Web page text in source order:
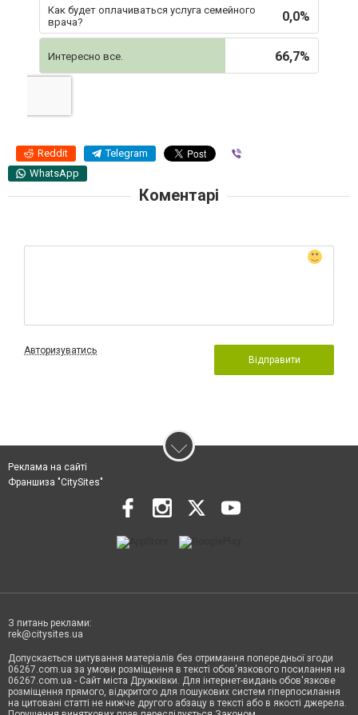
0,0%
Как будет оплачиваться услуга семейного
врача?
66,7%
Интересно все.
Reddit Telegram
WhatsApp
Коментарі
Авторизуватись
Відправити
Реклама на сайті
Франшиза "CitySites"
З питань реклами:
rek@citysites.ua
Допускається цитування матеріалів без отримання попередньої згоди
06267.com.ua за умови розміщення в тексті обов'язкового посилання на
06267.com.ua - Сайт міста Дружківки. Для інтернет-видань обов'язкове
розміщення прямого, відкритого для пошукових систем гіперпосилання
на цитовані статті не нижче другого абзацу в тексті або в якості джерела.